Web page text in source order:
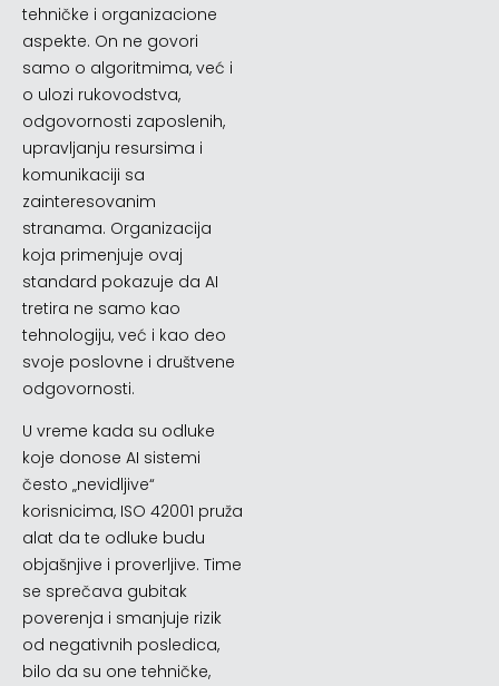
tehničke i organizacione
aspekte. On ne govori
samo o algoritmima, već i
o ulozi rukovodstva,
odgovornosti zaposlenih,
upravljanju resursima i
komunikaciji sa
zainteresovanim
stranama. Organizacija
koja primenjuje ovaj
standard pokazuje da AI
tretira ne samo kao
tehnologiju, već i kao deo
svoje poslovne i društvene
odgovornosti.
U vreme kada su odluke
koje donose AI sistemi
često „nevidljive“
korisnicima, ISO 42001 pruža
alat da te odluke budu
objašnjive i proverljive. Time
se sprečava gubitak
poverenja i smanjuje rizik
od negativnih posledica,
bilo da su one tehničke,